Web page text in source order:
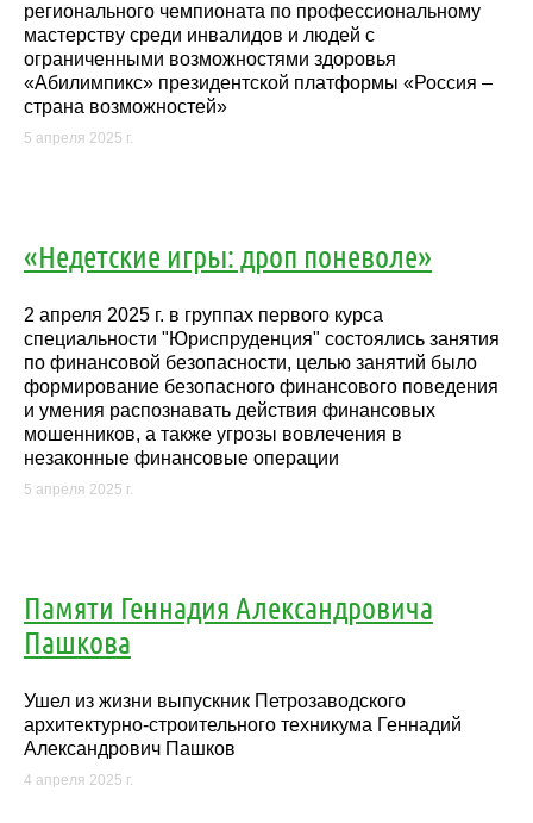
регионального чемпионата по профессиональному
мастерству среди инвалидов и людей с
ограниченными возможностями здоровья
«Абилимпикс» президентской платформы «Россия –
страна возможностей»
5 апреля 2025 г.
«Недетские игры: дроп поневоле»
2 апреля 2025 г. в группах первого курса
специальности "Юриспруденция" состоялись занятия
по финансовой безопасности, целью занятий было
формирование безопасного финансового поведения
и умения распознавать действия финансовых
мошенников, а также угрозы вовлечения в
незаконные финансовые операции
5 апреля 2025 г.
Памяти Геннадия Александровича
Пашкова
Ушел из жизни выпускник Петрозаводского
архитектурно-строительного техникума Геннадий
Александрович Пашков
4 апреля 2025 г.